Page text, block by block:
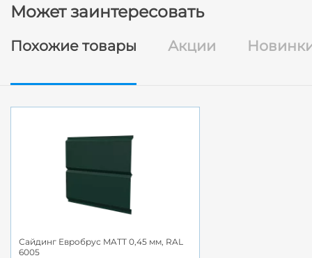
Может заинтересовать
Похожие товары Акции
Сайдинг Евробрус MATT 0,45 мм, RAL
6005